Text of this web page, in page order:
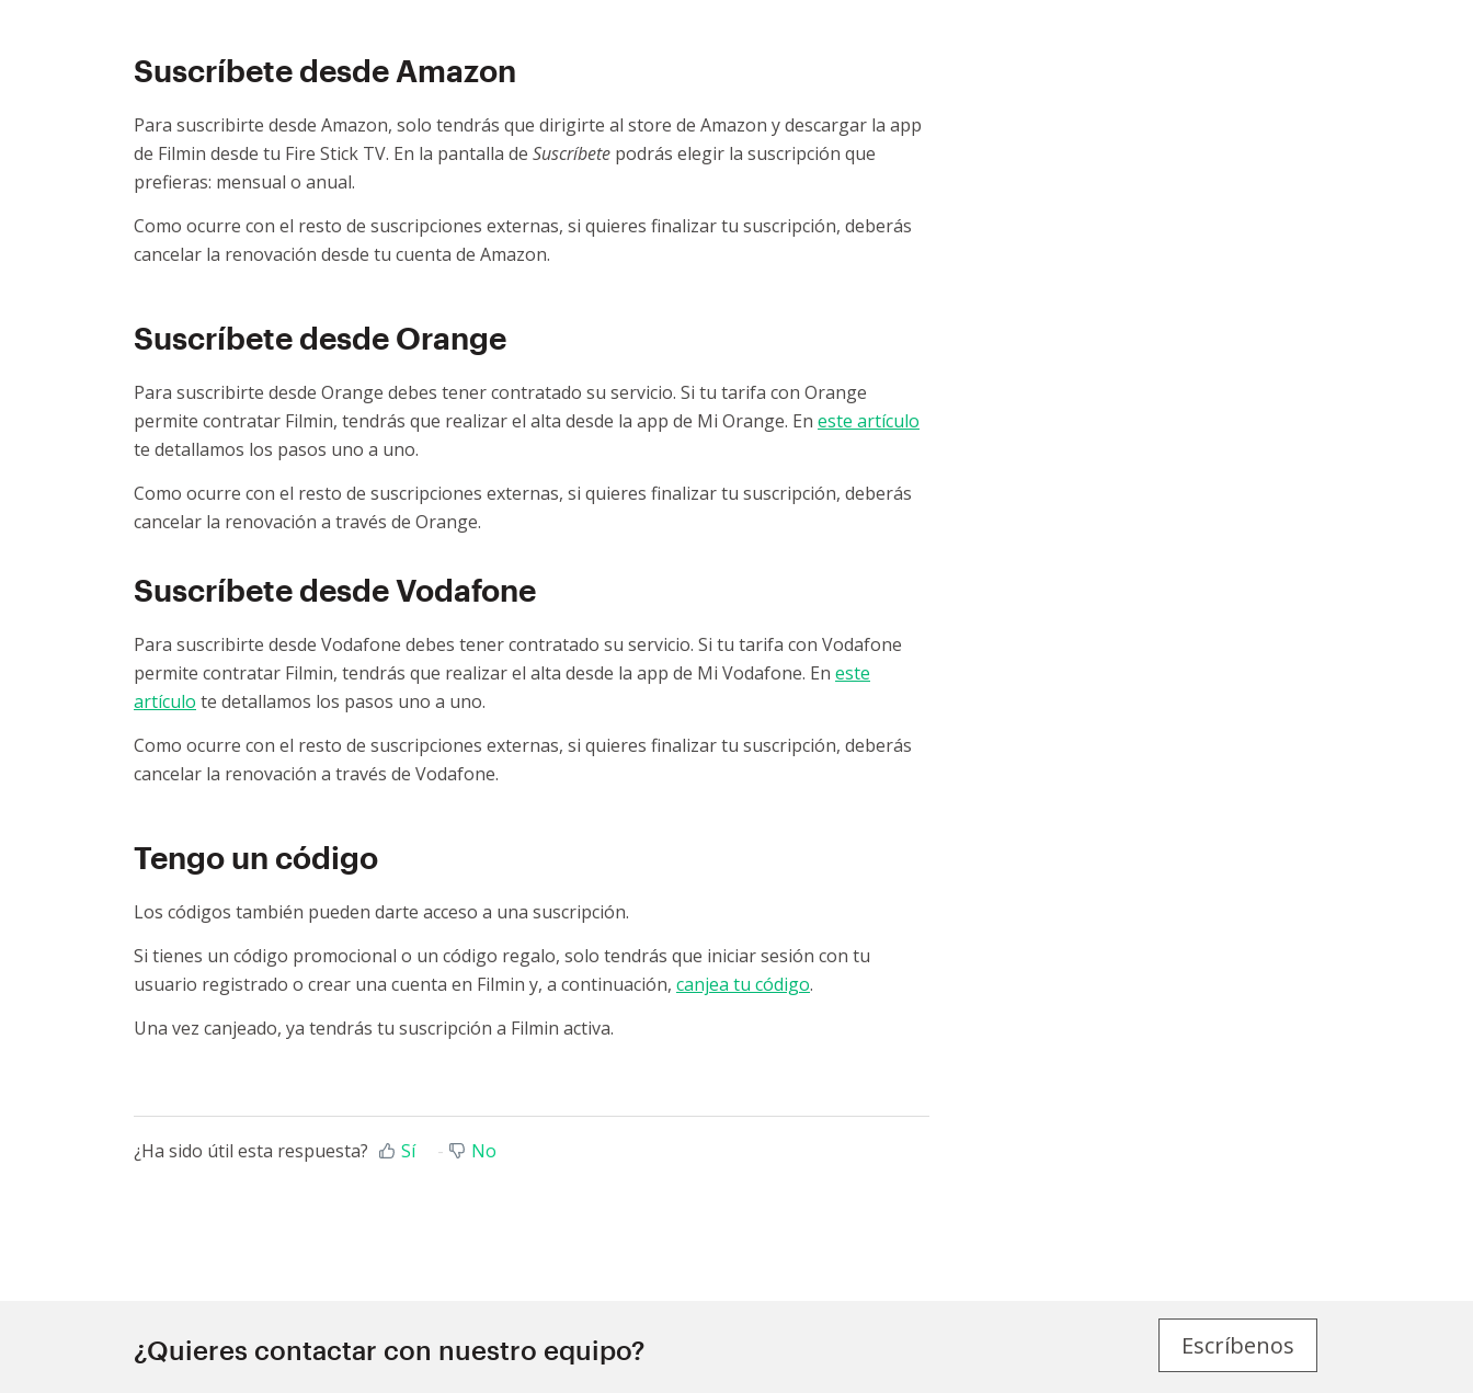
Suscríbete desde Amazon
Para suscribirte desde Amazon, solo tendrás que dirigirte al store de Amazon y descargar la app
de Filmin desde tu Fire Stick TV. En la pantalla de Suscríbete podrás elegir la suscripción que
prefieras: mensual o anual.
Como ocurre con el resto de suscripciones externas, si quieres finalizar tu suscripción, deberás
cancelar la renovación desde tu cuenta de Amazon.
Suscríbete desde Orange
Para suscribirte desde Orange debes tener contratado su servicio. Si tu tarifa con Orange
permite contratar Filmin, tendrás que realizar el alta desde la app de Mi Orange. En este artículo
te detallamos los pasos uno a uno.
Como ocurre con el resto de suscripciones externas, si quieres finalizar tu suscripción, deberás
cancelar la renovación a través de Orange.
Suscríbete desde Vodafone
Para suscribirte desde Vodafone debes tener contratado su servicio. Si tu tarifa con Vodafone
permite contratar Filmin, tendrás que realizar el alta desde la app de Mi Vodafone. En este
artículo te detallamos los pasos uno a uno.
Como ocurre con el resto de suscripciones externas, si quieres finalizar tu suscripción, deberás
cancelar la renovación a través de Vodafone.
Tengo un código
Los códigos también pueden darte acceso a una suscripción.
Si tienes un código promocional o un código regalo, solo tendrás que iniciar sesión con tu
usuario registrado o crear una cuenta en Filmin y, a continuación, canjea tu código.
Una vez canjeado, ya tendrás tu suscripción a Filmin activa.
¿Ha sido útil esta respuesta? Sí No
¿Quieres contactar con nuestro equipo? Escríbenos